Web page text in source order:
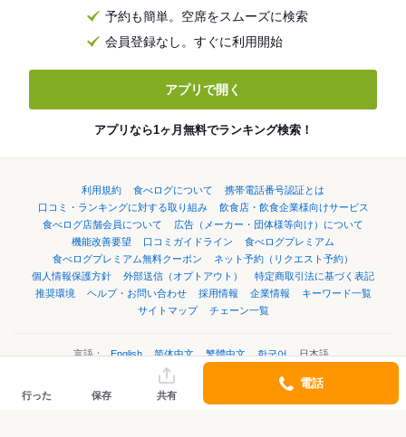
予約も簡単。空席をスムーズに検索
会員登録なし。すぐに利用開始
アプリで開く
アプリなら1ヶ月無料でランキング検索！
利用規約 食べログについて
携帯電話番号認証とは
口コミ・ランキングに対する取り組み
飲食店・飲食企業様向けサービス
食べログ店舗会員について
広告（メーカー・団体様等向け）について
機能改善要望
口コミガイドライン
食べログプレミアム
食べログプレミアム無料クーポン
ネット予約（リクエスト予約）
個人情報保護方針
外部送信（オプトアウト）
特定商取引法に基づく表記
推奨環境
ヘルプ・お問い合わせ 採用情報 企業情報
キーワード一覧
サイトマップ
チェーン一覧
言語： English 简体中文 繁體中文 한국어 日本語
行った 保存 共有
電話